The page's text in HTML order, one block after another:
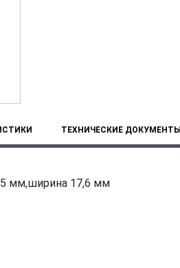
ТЕХНИЧЕСКИЕ ДОКУМЕНТЫ
мм,ширина 17,6 мм